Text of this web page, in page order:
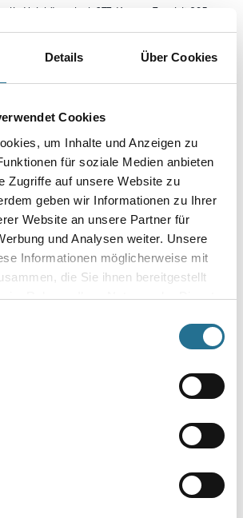
Details Über Cookies
Cookies
um Inhalte und Anzeigen zu
für soziale Medien anbieten
Zugriffe auf unsere Website zu
geben wir Informationen zu Ihrer
Website an unsere Partner für
und Analysen weiter. Unsere
Informationen möglicherweise mit
die Sie ihnen bereitgestellt
im Rahmen Ihrer Nutzung der Dienste
Heizkörperlack 277, Kronen Exquisit 695,